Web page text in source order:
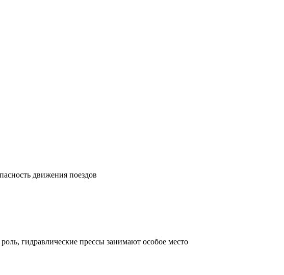
движения поездов
гидравлические прессы занимают особое место